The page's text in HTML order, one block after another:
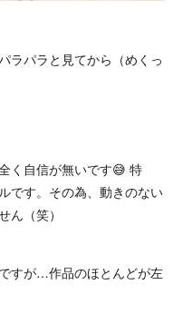
ラパラと見てから（めくっ
く自信が無いです😅 特
です。その為、動きのない
ん（笑）
すが…作品のほとんどが左